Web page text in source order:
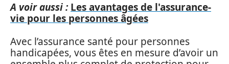
A voir aussi : Les avantages de l'assurance-
vie pour les personnes âgées
Avec l’assurance santé pour personnes
handicapées, vous êtes en mesure d’avoir un